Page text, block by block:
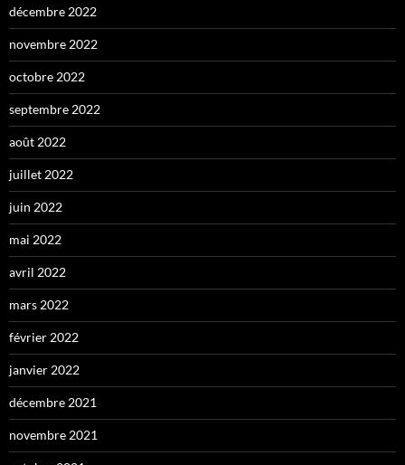
décembre 2022
novembre 2022
octobre 2022
septembre 2022
août 2022
juillet 2022
juin 2022
mai 2022
avril 2022
mars 2022
février 2022
janvier 2022
décembre 2021
novembre 2021